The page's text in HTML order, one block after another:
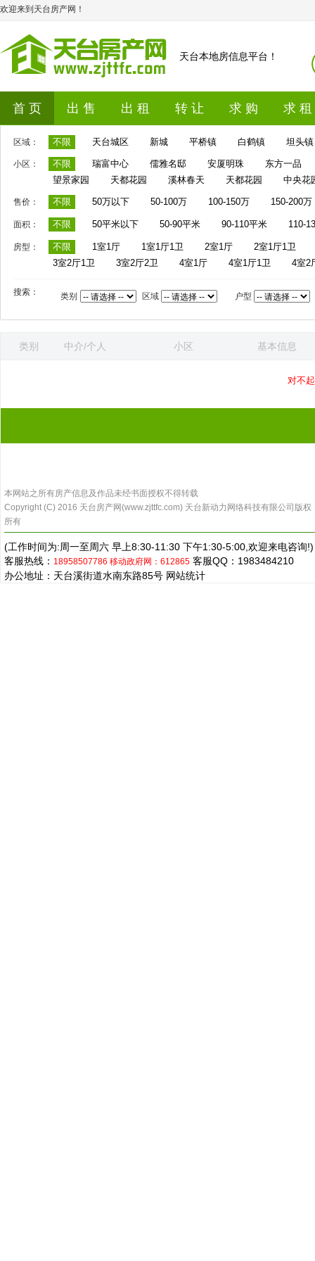
欢迎来到天台房产网！
天台本地房信息平台！
首 页 出 售 出 租 转 让 求 购 求 租
区域： 不限 天台城区 新城 平桥镇 白鹤镇 坦头镇
小区： 不限 瑞富中心 儒雅名邸 安厦明珠
东方一品
望景家园
天都花园 溪林春天 天都花园 中央花
售价： 不限 50万以下 50-100万 100-150万 150-200万
面积： 不限 50平米以下 50-90平米 90-110平米 110-
房型： 不限 1室1厅 1室1厅1卫 2室1厅
2室1厅1卫
3室2厅1卫
3室2厅2卫 4室1厅 4室1厅1卫 4室2
搜索： 类别 区域 户型
类别 中介/个人 小区 基本信息
对不
本网站之所有房产信息及作品未经书面授权不得转载
Copyright (C) 2016 天台房产网(www.zjttfc.com) 天台新动力网络科技有限公司版权
所有
(工作时间为:周一至周六 早上8:30-11:30 下午1:30-5:00,欢迎来电咨询!)
客服热线： 18958507786 移动政府网：612865 客服QQ：1983484210
办公地址：天台溪街道水南东路85号 网站统计